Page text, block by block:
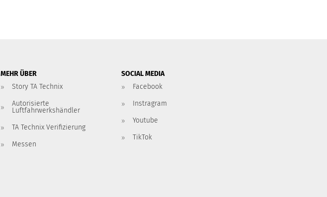
MEHR ÜBER
Story TA Technix
Autorisierte
Luftfahrwerkshändler
TA Technix Verifizierung
Messen
SOCIAL MEDIA
Facebook
Instragram
Youtube
TikTok